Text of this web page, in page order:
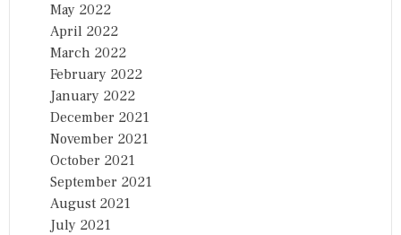
May 2022
April 2022
March 2022
February 2022
January 2022
December 2021
November 2021
October 2021
September 2021
August 2021
July 2021